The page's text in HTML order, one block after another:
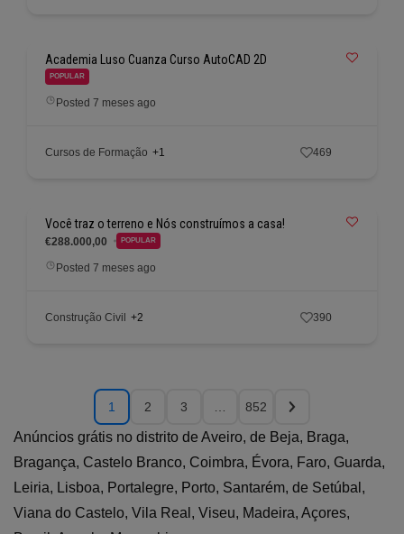
Academia Luso Cuanza Curso AutoCAD 2D
POPULAR
Posted 7 meses ago
Cursos de Formação +1 469
Você traz o terreno e Nós construímos a casa!
€288.000,00 POPULAR
Posted 7 meses ago
Construção Civil +2 390
1 2 3 852
Anúncios grátis no distrito de Aveiro, de Beja, Braga,
Bragança, Castelo Branco, Coimbra, Évora, Faro, Guarda,
Leiria, Lisboa, Portalegre, Porto, Santarém, de Setúbal,
Viana do Castelo, Vila Real, Viseu, Madeira, Açores,